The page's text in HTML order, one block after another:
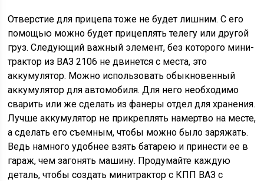
Отверстие для прицепа тоже не будет лишним. С его
помощью можно будет прицеплять телегу или другой
груз. Следующий важный элемент, без которого мини-
трактор из ВАЗ 2106 не двинется с места, это
аккумулятор. Можно использовать обыкновенный
аккумулятор для автомобиля. Для него необходимо
сварить или же сделать из фанеры отдел для хранения.
Лучше аккумулятор не прикреплять намертво на месте,
а сделать его съемным, чтобы можно было заряжать.
Ведь намного удобнее взять батарею и принести ее в
гараж, чем загонять машину. Продумайте каждую
деталь, чтобы создать минитрактор с КПП ВАЗ с